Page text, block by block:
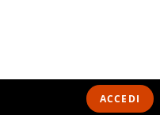
ACCEDI